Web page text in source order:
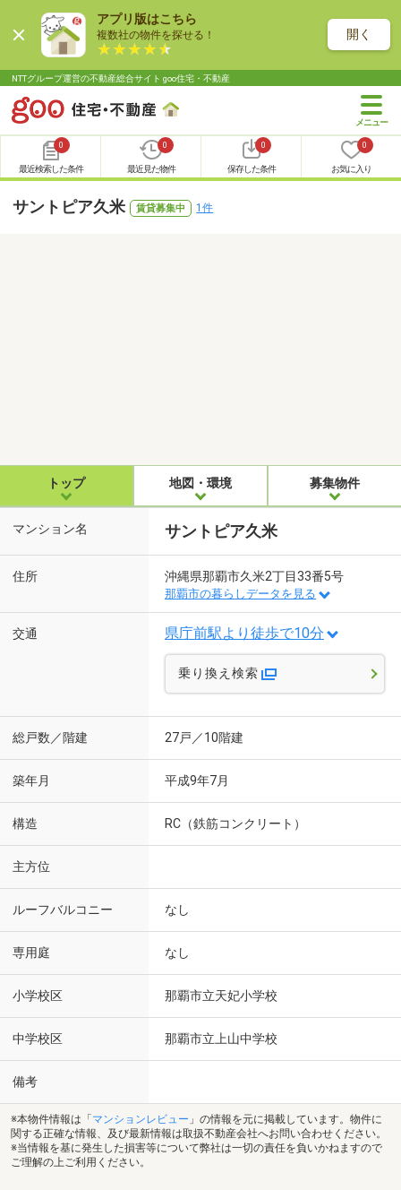
アプリ版はこちら
複数社の物件を探せる！ 開く
NTTグループ運営の不動産総合サイト goo住宅・不動産
0
最近検索した条件
0
最近見た物件
0
保存した条件
0
お気に入り
サントピア久米 賃貸募集中 1件
トップ 地図・環境 募集物件
マンション名 サントピア久米
住所 沖縄県那覇市久米2丁目33番5号
那覇市の暮らしデータを見る
交通 県庁前駅より徒歩で10分
乗り換え検索
総戸数／階建 27戸／10階建
築年月 平成9年7月
構造 RC（鉄筋コンクリート）
主方位
ルーフバルコニー なし
専用庭 なし
小学校区 那覇市立天妃小学校
中学校区 那覇市立上山中学校
備考
※本物件情報は「 マンションレビュー 」の情報を元に掲載しています。物件に
関する正確な情報、及び最新情報は取扱不動産会社へお問い合わせください。
※当情報を基に発生した損害等について弊社は一切の責任を負いかねますので
ご理解の上ご利用ください。